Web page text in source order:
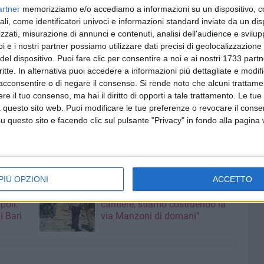
memorizziamo e/o accediamo a informazioni su un dispositivo,
come identificatori univoci e informazioni standard inviate da un
misurazione di annunci e contenuti, analisi dell'audience e
e i nostri partner possiamo utilizzare dati precisi di
dispositivo. Puoi fare clic per consentire a noi e ai nostri 1733
In alternativa puoi accedere a informazioni più dettagliate e
o di negare il consenso. Si rende noto che alcuni
il tuo consenso, ma hai il diritto di opporti a tale trattamento. Le
sito web. Puoi modificare le tue preferenze o revocare il
questo sito e facendo clic sul pulsante "Privacy" in fondo alla pagina
OPZIONI ACCETTO
che interessa non soltanto il personale giudiziario
degli uffici. Non si può, infatti, lasciare questa
che la giustizia sia affidata a più "sedi di fortuna",
È chiaro che tutto questo contribuisce al proliferare
in una terra dove lo Stato evidentemente è assente.
nuovamente il tema dell'emergenza giustizia in
amministrativo e agli avvocati che operano in
cercano di mantenere ancora alta la bandiera della
degli
Bari
Leccese: "Guardiamo oltre il
cantiere, stiamo costruendo la
via Manzoni di domani"